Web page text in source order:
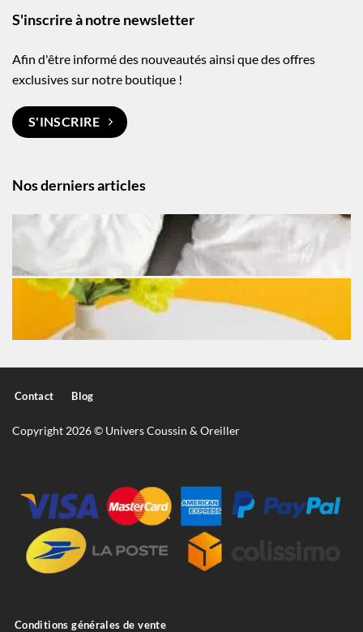
Nos derniers articles
S'inscrire à notre newsletter
Afin d'être informé des nouveautés ainsi que des offres
exclusives sur notre boutique !
S'INSCRIRE
Contact Blog
Copyright 2026 © Univers Coussin & Oreiller
Conditions générales de vente